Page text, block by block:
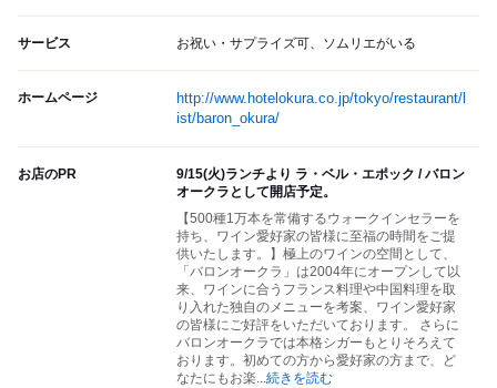
サービス お祝い・サプライズ可、ソムリエがいる
ホームページ
http://www.hotelokura.co.jp/tokyo/restaurant/l
ist/baron_okura/
お店のPR
9/15(火)ランチより ラ・ベル・エポック / バロン
オークラとして開店予定。
【500種1万本を常備するウォークインセラーを
持ち、ワイン愛好家の皆様に至福の時間をご提
供いたします。】極上のワインの空間として、
「バロンオークラ」は2004年にオープンして以
来、ワインに合うフランス料理や中国料理を取
り入れた独自のメニューを考案、ワイン愛好家
の皆様にご好評をいただいております。 さらに
バロンオークラでは本格シガーもとりそろえて
おります。初めての方から愛好家の方まで、ど
なたにもお楽...続きを読む